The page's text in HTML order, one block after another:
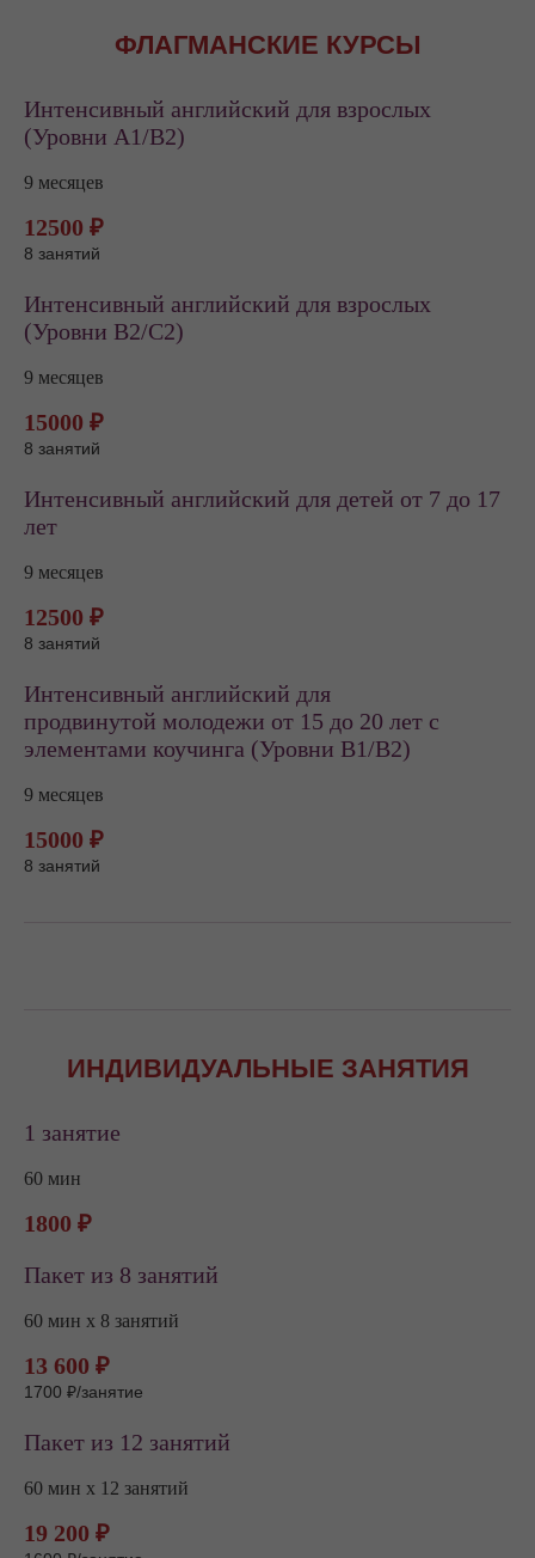
ФЛАГМАНСКИЕ КУРСЫ
Интенсивный английский для взрослых
(Уровни А1/В2)
9 месяцев
12500 ₽
8 занятий
Интенсивный английский для взрослых
(Уровни В2/С2)
9 месяцев
15000 ₽
8 занятий
Интенсивный английский для детей от 7 до 17
лет
9 месяцев
12500 ₽
8 занятий
Интенсивный английский для
продвинутой молодежи от 15 до 20 лет с
элементами коучинга (Уровни В1/В2)
9 месяцев
15000 ₽
8 занятий
ИНДИВИДУАЛЬНЫЕ ЗАНЯТИЯ
1 занятие
60 мин
1800 ₽
Пакет из 8 занятий
60 мин х 8 занятий
13 600 ₽
1700 ₽/занятие
Пакет из 12 занятий
60 мин х 12 занятий
19 200 ₽